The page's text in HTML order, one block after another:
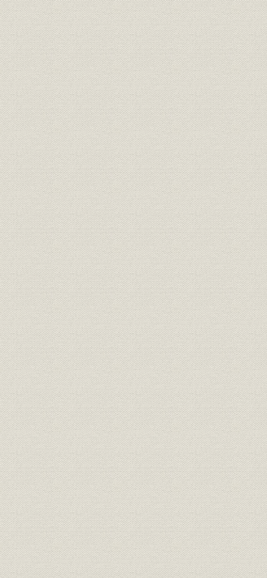
生命保険;経済団体
「生命保険会社協会」のポスタ
ー
[昭和13年
経営;業界
昭和13年度末普通生命保険保有
契約高順位
昭和13年
売上;資産 保有契約高10億達成までの推移
大正14年
(1939年)6
資産 戦前・戦時下の運用資産の状況
昭和5年度
年度(1935
(1940年度
年度)
事業所 本社移転先の「愛日国民学校」 [昭和20年
社名;広告宣伝 [新会社]「国民生命」設立広告 昭和22年
スローガン;売上
[保有契約高]5位必成のスローガ
ン
[昭和26年
社名;役員
ラジオ放送を通じ[住友生命保険
への]社名改称挨拶をする芦田[泰
三]社長
[昭和27年
催し
[新会社創立]5周年躍進記念祝賀
会
[昭和28年
販売;組織 [昭和]30年代の販売組織 [昭和31年
教育・研修;施設 教育研修所(豊中市服部) [昭和35年
商品;広告宣伝
[定期付養老保険]「しあわせの保
険“蒼い鳥”」パンフレット
[昭和38年
売上 昭和40年度計画指標達成状況 昭和40年
経営
国民生命設立以降の当社発展状
況
昭和22年
年度(1965
事業所 本社ビル(北館9~11階増築後) 昭和40年
[生保会社の資産運用・貸付によ